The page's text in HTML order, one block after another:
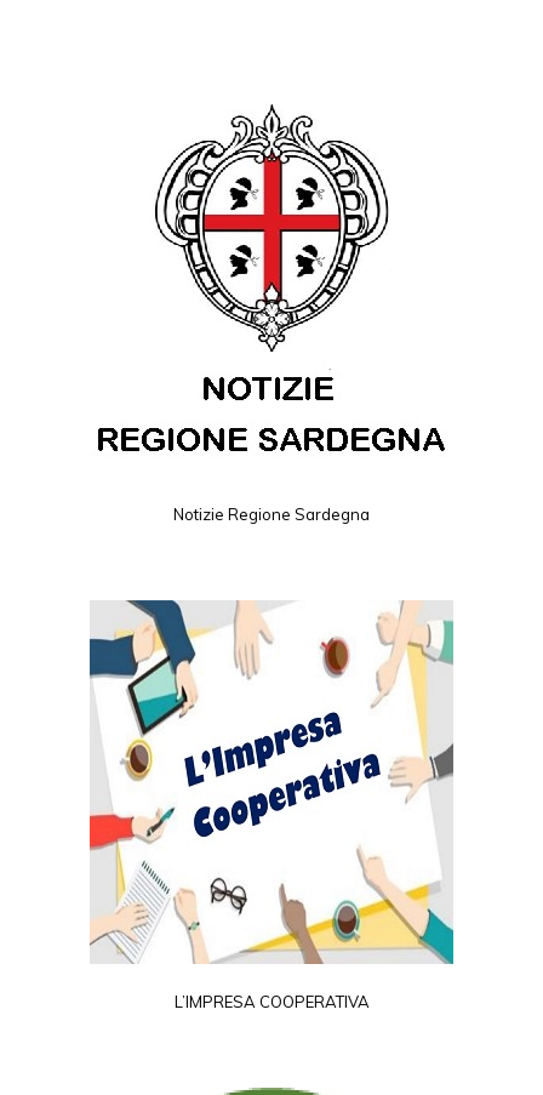
Notizie Regione Sardegna
L’IMPRESA COOPERATIVA